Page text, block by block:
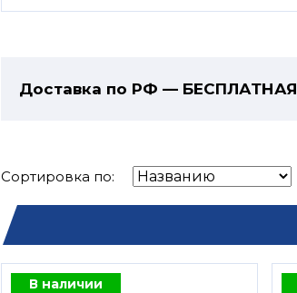
Доставка по РФ — БЕСПЛАТНАЯ
Сортировка по:
В наличии